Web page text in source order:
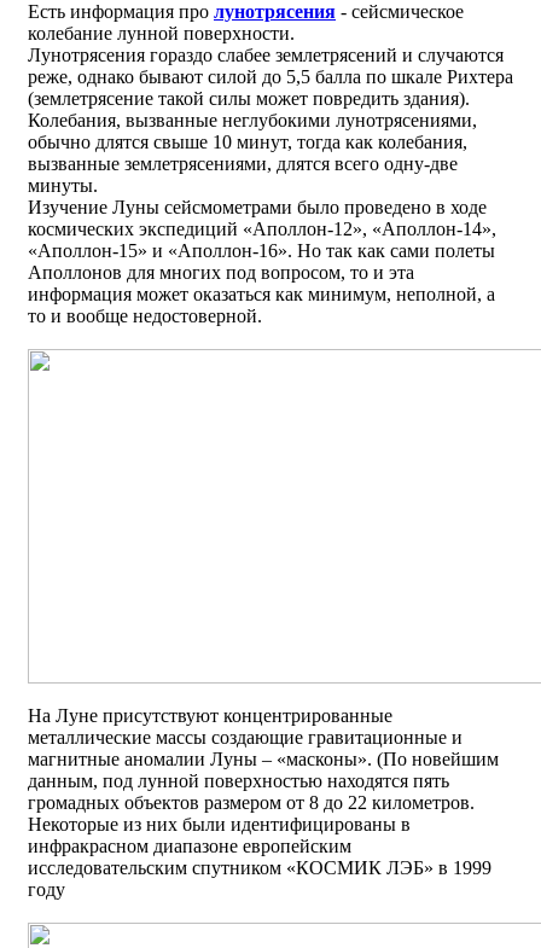
Есть информация про лунотрясения - сейсмическое
колебание лунной поверхности.
Лунотрясения гораздо слабее землетрясений и случаются
реже, однако бывают силой до 5,5 балла по шкале Рихтера
(землетрясение такой силы может повредить здания).
Колебания, вызванные неглубокими лунотрясениями,
обычно длятся свыше 10 минут, тогда как колебания,
вызванные землетрясениями, длятся всего одну-две
минуты.
Изучение Луны сейсмометрами было проведено в ходе
космических экспедиций «Аполлон-12», «Аполлон-14»,
«Аполлон-15» и «Аполлон-16». Но так как сами полеты
Аполлонов для многих под вопросом, то и эта
информация может оказаться как минимум, неполной, а
то и вообще недостоверной.
На Луне присутствуют концентрированные
металлические массы создающие гравитационные и
магнитные аномалии Луны – «масконы». (По новейшим
данным, под лунной поверхностью находятся пять
громадных объектов размером от 8 до 22 километров.
Некоторые из них были идентифицированы в
инфракрасном диапазоне европейским
исследовательским спутником «КОСМИК ЛЭБ» в 1999
году